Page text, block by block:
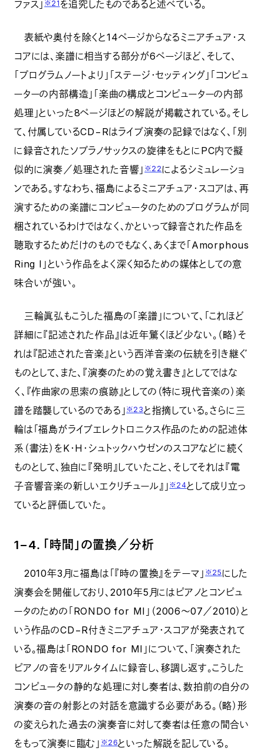
ファス」※21を追究したものであると述べている。
表紙や奥付を除くと14ページからなるミニアチュア・ス
コアには、楽譜に相当する部分が6ページほど、そして、
「プログラムノートより」「ステージ・セッティング」「コンピュ
ーターの内部構造」「楽曲の構成とコンピューターの内部
処理」といった8ページほどの解説が掲載されている。そし
て、付属しているCD−Rはライブ演奏の記録ではなく、「別
に録音されたソプラノサックスの旋律をもとにPC内で擬
似的に演奏／処理された音響」※22によるシミュレーショ
ンである。すなわち、福島によるミニアチュア・スコアは、再
演するための楽譜にコンピュータのためのプログラムが同
梱されているわけではなく、かといって録音された作品を
聴取するためだけのものでもなく、あくまで「Amorphous
Ring I」という作品をよく深く知るための媒体としての意
味合いが強い。
三輪眞弘もこうした福島の「楽譜」について、「これほど
詳細に『記述された作品』は近年驚くほど少ない。（略）そ
れは『記述された音楽』という西洋音楽の伝統を引き継ぐ
ものとして、また、『演奏のための覚え書き』としてではな
く、『作曲家の思索の痕跡』としての（特に現代音楽の）楽
譜を踏襲しているのである」※23と指摘している。さらに三
輪は「福島がライブエレクトロニクス作品のための記述体
系（書法）をK・H・シュトックハウゼンのスコアなどに続く
ものとして、独自に『発明』していたこと、そしてそれは『電
子音響音楽の新しいエクリチュール』」※24として成り立っ
ていると評価していた。
1−4．「時間」の置換／分析
2010年3月に福島は「『時の置換』をテーマ」※25にした
演奏会を開催しており、2010年5月にはピアノとコンピュ
ータのための「RONDO for MI」（2006～07／2010）と
いう作品のCD−R付きミニアチュア・スコアが発表されて
いる。福島は「RONDO for MI」について、「演奏された
ピアノの音をリアルタイムに録音し、移調し返す。こうした
コンピュータの静的な処理に対し奏者は、数拍前の自分の
演奏の音の射影との対話を意識する必要がある。（略）形
の変えられた過去の演奏音に対して奏者は任意の間合い
をもって演奏に臨む」※26といった解説を記している。